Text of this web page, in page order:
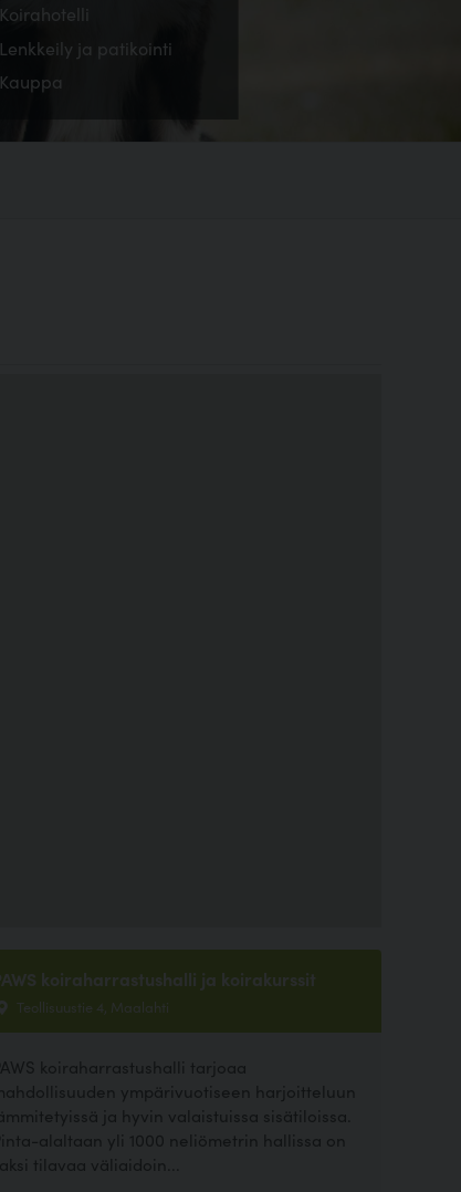
Koirahotelli
Lenkkeily ja patikointi
Kauppa
koiraharrastushalli ja koirakurssit
Teollisuustie 4, Maalahti
koiraharrastushalli tarjoaa
ympärivuotiseen harjoitteluun
ja hyvin valaistuissa sisätiloissa.
alaltaan yli 1000 neliömetrin hallissa on
kaksi tilavaa väliaidoin...